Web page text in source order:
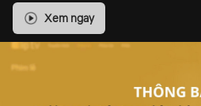
Xem ngay